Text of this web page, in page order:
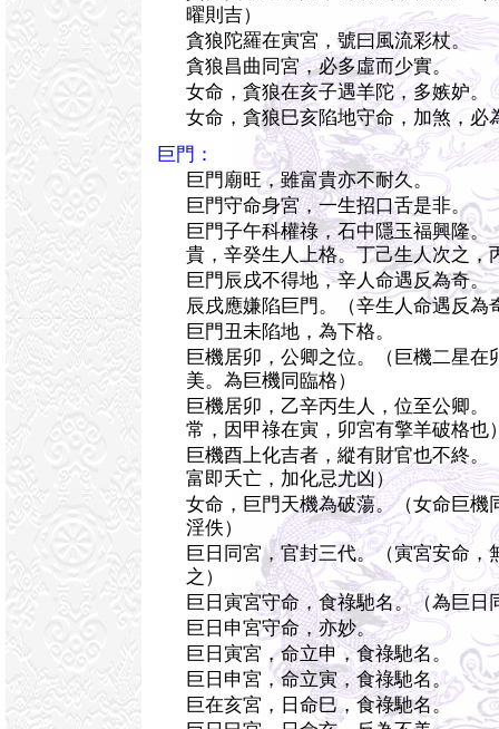
曜則吉）
貪狼陀羅在寅宮，號曰風流彩杖。
貪狼昌曲同宮，必多虛而少實。
女命，貪狼在亥子遇羊陀，多嫉妒。
女命，貪狼巳亥陷地守命，加煞，必
巨門：
巨門廟旺，雖富貴亦不耐久。
巨門守命身宮，一生招口舌是非。
巨門子午科權祿，石中隱玉福興隆。
貴，辛癸生人上格。丁己生人次之，
巨門辰戌不得地，辛人命遇反為奇。
辰戌應嫌陷巨門。（辛生人命遇反為
巨門丑未陷地，為下格。
巨機居卯，公卿之位。（巨機二星在
美。為巨機同臨格）
巨機居卯，乙辛丙生人，位至公卿。
常，因甲祿在寅，卯宮有擎羊破格也
巨機酉上化吉者，縱有財官也不終。
富即夭亡，加化忌尤凶）
女命，巨門天機為破蕩。（女命巨機
淫佚）
巨日同宮，官封三代。（寅宮安命，
之）
巨日寅宮守命，食祿馳名。（為巨日
巨日申宮守命，亦妙。
巨日寅宮，命立申，食祿馳名。
巨日申宮，命立寅，食祿馳名。
巨在亥宮，日命巳，食祿馳名。